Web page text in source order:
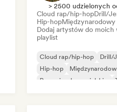
> 2500 udzielonych
Cloud rap/hip-hopDrill/
Hip-hopMiędzynarodowy
Dodaj artystów do moich
playlist
Cloud rap/hip-hop Drill/
Hip-hop
Rap w języku angielskim